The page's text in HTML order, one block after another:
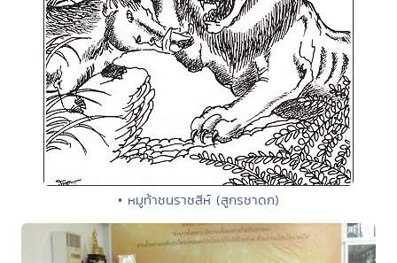
• หมูท้าชนราชสีห์ (สูกรชาดก)